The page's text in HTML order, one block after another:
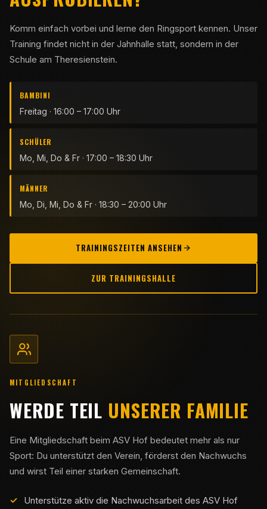
Komm einfach vorbei und lerne den Ringsport kennen. Unser
Training findet nicht in der Jahnhalle statt, sondern in der
Schule am Theresienstein.
BAMBINI
Freitag · 16:00 – 17:00 Uhr
SCHÜLER
Mo, Mi, Do & Fr · 17:00 – 18:30 Uhr
MÄNNER
Mo, Di, Mi, Do & Fr · 18:30 – 20:00 Uhr
TRAININGSZEITEN ANSEHEN
ZUR TRAININGSHALLE
MITGLIEDSCHAFT
WERDE TEIL UNSERER FAMILIE
Eine Mitgliedschaft beim ASV Hof bedeutet mehr als nur
Sport: Du unterstützt den Verein, förderst den Nachwuchs
und wirst Teil einer starken Gemeinschaft.
Unterstütze aktiv die Nachwuchsarbeit des ASV Hof